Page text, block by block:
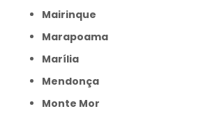
Mairinque
Marapoama
Marília
Mendonça
Monte Mor